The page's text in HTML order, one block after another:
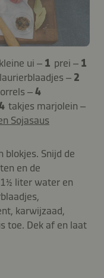
kleine ui – 1 prei – 1
laurierblaadjes – 2
–4
takjes marjolein –
Sojasaus
blokjes. Snijd de
en de
liter water en
karwijzaad,
toe. Dek af en laat